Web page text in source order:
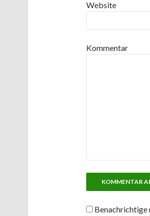
Website
Kommentar
Benachrichtige